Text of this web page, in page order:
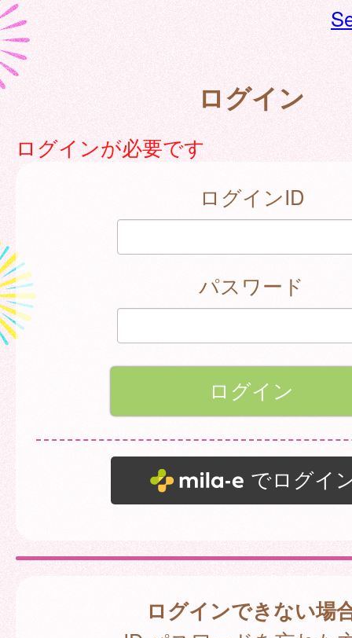
ログイン
ログインが必要です
ログインID
パスワード
でログイ
ログインできない場